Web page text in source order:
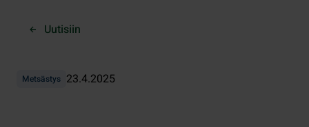
Uutisiin
Metsästys 23.4.2025